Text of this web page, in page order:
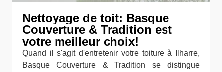
Nettoyage de toit: Basque
Couverture & Tradition est
votre meilleur choix!
Quand il s'agit d'entretenir votre toiture à Ilharre,
Basque Couverture & Tradition se distingue